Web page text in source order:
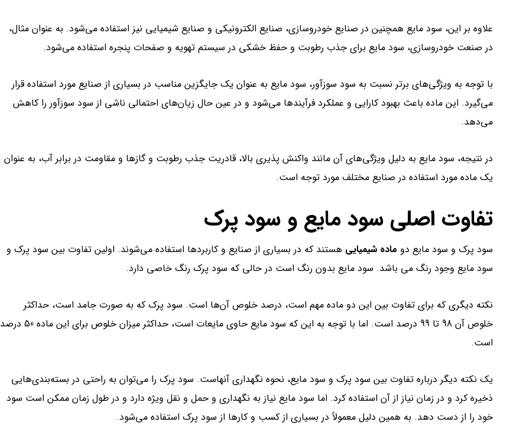
علاوه بر این، سود مایع همچنین در صنایع خودروسازی، صنایع الکترونیکی و صنایع شیمیایی نیز استفاده می‌شود. به عنوان مثال،
در صنعت خودروسازی، سود مایع برای جذب رطوبت و حفظ خشکی در سیستم تهویه و صفحات پنجره استفاده می‌شود.
با توجه به ویژگی‌های برتر نسبت به سود سوزآور، سود مایع به عنوان یک جایگزین مناسب در بسیاری از صنایع مورد استفاده قرار
می‌گیرد. این ماده باعث بهبود کارایی و عملکرد فرآیندها می‌شود و در عین حال زیان‌های احتمالی ناشی از سود سوزآور را کاهش
می‌دهد.
در نتیجه، سود مایع به دلیل ویژگی‌های آن مانند واکنش پذیری بالا، قادریت جذب رطوبت و گازها و مقاومت در برابر آب، به عنوان
یک ماده مورد استفاده در صنایع مختلف مورد توجه است.
تفاوت اصلی سود مایع و سود پرک
سود پرک و سود مایع دو ماده شیمیایی هستند که در بسیاری از صنایع و کاربردها استفاده می‌شوند. اولین تفاوت بین سود پرک و
سود مایع وجود رنگ می باشد. سود مایع بدون رنگ است در حالی که سود پرک رنگ خاصی دارد.
نکته دیگری که برای تفاوت بین این دو ماده مهم است، درصد خلوص آن‌ها است. سود پرک که به صورت جامد است، حداکثر
خلوص آن 98 تا 99 درصد است. اما با توجه به این که سود مایع حاوی مایعات است، حداکثر میزان خلوص برای این ماده 50 درصد
است.
یک نکته دیگر درباره تفاوت بین سود پرک و سود مایع، نحوه نگهداری آنهاست. سود پرک را می‌توان به راحتی در بسته‌بندی‌هایی
ذخیره کرد و در زمان نیاز از آن استفاده کرد. اما سود مایع نیاز به نگهداری و حمل و نقل ویژه دارد و در طول زمان ممکن است سود
خود را از دست دهد. به همین دلیل معمولاً در بسیاری از کسب و کارها از سود پرک استفاده می‌شود.